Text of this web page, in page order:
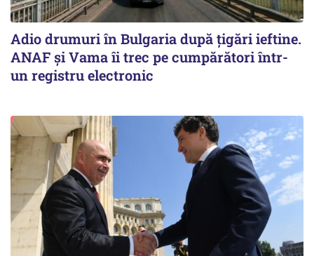
Adio drumuri în Bulgaria după țigări ieftine.
ANAF și Vama îi trec pe cumpărători într-
un registru electronic